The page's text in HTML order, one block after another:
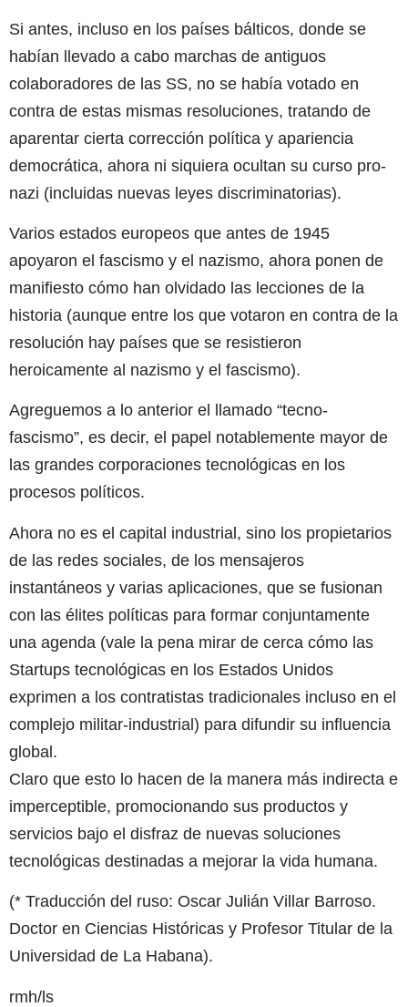
Si antes, incluso en los países bálticos, donde se
habían llevado a cabo marchas de antiguos
colaboradores de las SS, no se había votado en
contra de estas mismas resoluciones, tratando de
aparentar cierta corrección política y apariencia
democrática, ahora ni siquiera ocultan su curso pro-
nazi (incluidas nuevas leyes discriminatorias).
Varios estados europeos que antes de 1945
apoyaron el fascismo y el nazismo, ahora ponen de
manifiesto cómo han olvidado las lecciones de la
historia (aunque entre los que votaron en contra de la
resolución hay países que se resistieron
heroicamente al nazismo y el fascismo).
Agreguemos a lo anterior el llamado “tecno-
fascismo”, es decir, el papel notablemente mayor de
las grandes corporaciones tecnológicas en los
procesos políticos.
Ahora no es el capital industrial, sino los propietarios
de las redes sociales, de los mensajeros
instantáneos y varias aplicaciones, que se fusionan
con las élites políticas para formar conjuntamente
una agenda (vale la pena mirar de cerca cómo las
Startups tecnológicas en los Estados Unidos
exprimen a los contratistas tradicionales incluso en el
complejo militar-industrial) para difundir su influencia
global.
Claro que esto lo hacen de la manera más indirecta e
imperceptible, promocionando sus productos y
servicios bajo el disfraz de nuevas soluciones
tecnológicas destinadas a mejorar la vida humana.
(* Traducción del ruso: Oscar Julián Villar Barroso.
Doctor en Ciencias Históricas y Profesor Titular de la
Universidad de La Habana).
rmh/ls